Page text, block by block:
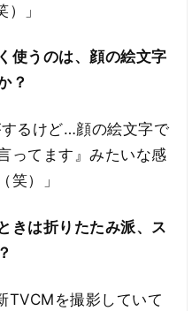
」
うのは、顔の絵文字
？
るけど…顔の絵文字で
ってます』みたいな感
笑）」
は折りたたみ派、ス
を撮影していて